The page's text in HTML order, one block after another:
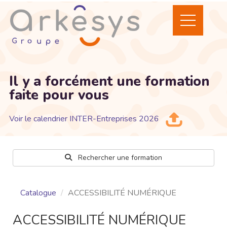
Il y a forcément une formation
faite pour vous
Voir le calendrier INTER-Entreprises 2026
Rechercher une formation
Catalogue ACCESSIBILITÉ NUMÉRIQUE
ACCESSIBILITÉ NUMÉRIQUE